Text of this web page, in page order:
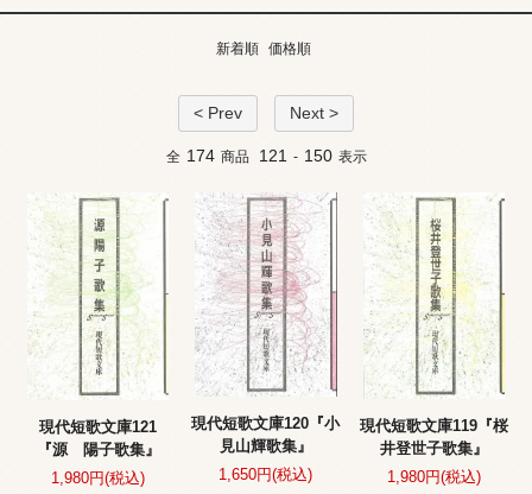
新着順 価格順
< Prev Next >
全 174 商品 121 - 150 表示
現代短歌文庫121
『源 陽子歌集』
1,980円(税込)
現代短歌文庫120『小
見山輝歌集』
1,650円(税込)
現代短歌文庫119『桜
井登世子歌集』
1,980円(税込)